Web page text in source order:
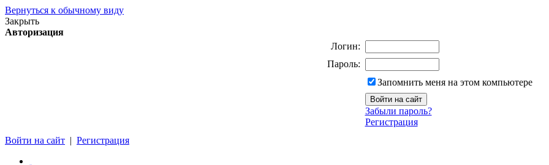
Вернуться к обычному виду
Закрыть
Авторизация
Логин:
Пароль:
Запомнить меня на этом компьютере
Забыли пароль?
Регистрация
Войти на сайт | Регистрация